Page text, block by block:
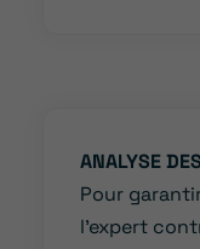
ANALYSE
Pour
l’expert